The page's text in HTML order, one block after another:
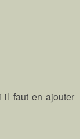
il faut en ajouter